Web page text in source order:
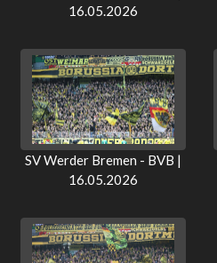
16.05.2026
SV Werder Bremen - BVB |
16.05.2026